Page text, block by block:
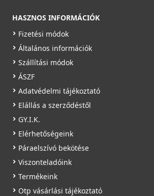
HASZNOS INFORMÁCIÓK
Fizetési módok
Általános információk
Szállítási módok
ÁSZF
Adatvédelmi tájékoztató
Elállás a szerződéstől
GY.I.K.
Elérhetőségeink
Páraelszívó bekötése
Viszonteladóink
Termékeink
Otp vásárlási tájékoztató